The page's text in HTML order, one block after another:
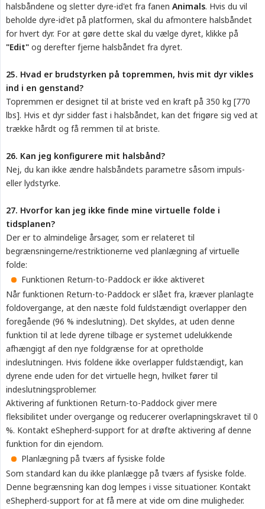
halsbåndene og sletter dyre-id'et fra fanen Animals. Hvis du vil
beholde dyre-id'et på platformen, skal du afmontere halsbåndet
for hvert dyr. For at gøre dette skal du vælge dyret, klikke på
"Edit" og derefter fjerne halsbåndet fra dyret.
25. Hvad er brudstyrken på topremmen, hvis mit dyr vikles
ind i en genstand?
Topremmen er designet til at briste ved en kraft på 350 kg [770
lbs]. Hvis et dyr sidder fast i halsbåndet, kan det frigøre sig ved at
trække hårdt og få remmen til at briste.
26. Kan jeg konfigurere mit halsbånd?
Nej, du kan ikke ændre halsbåndets parametre såsom impuls-
eller lydstyrke.
27. Hvorfor kan jeg ikke finde mine virtuelle folde i
tidsplanen?
Der er to almindelige årsager, som er relateret til
begrænsningerne/restriktionerne ved planlægning af virtuelle
folde:
Funktionen Return-to-Paddock er ikke aktiveret
Når funktionen Return-to-Paddock er slået fra, kræver planlagte
foldovergange, at den næste fold fuldstændigt overlapper den
foregående (96 % indeslutning). Det skyldes, at uden denne
funktion til at lede dyrene tilbage er systemet udelukkende
afhængigt af den nye foldgrænse for at opretholde
indeslutningen. Hvis foldene ikke overlapper fuldstændigt, kan
dyrene ende uden for det virtuelle hegn, hvilket fører til
indeslutningsproblemer.
Aktivering af funktionen Return-to-Paddock giver mere
fleksibilitet under overgange og reducerer overlapningskravet til 0
%. Kontakt eShepherd-support for at drøfte aktivering af denne
funktion for din ejendom.
Planlægning på tværs af fysiske folde
Som standard kan du ikke planlægge på tværs af fysiske folde.
Denne begrænsning kan dog lempes i visse situationer. Kontakt
eShepherd-support for at få mere at vide om dine muligheder.